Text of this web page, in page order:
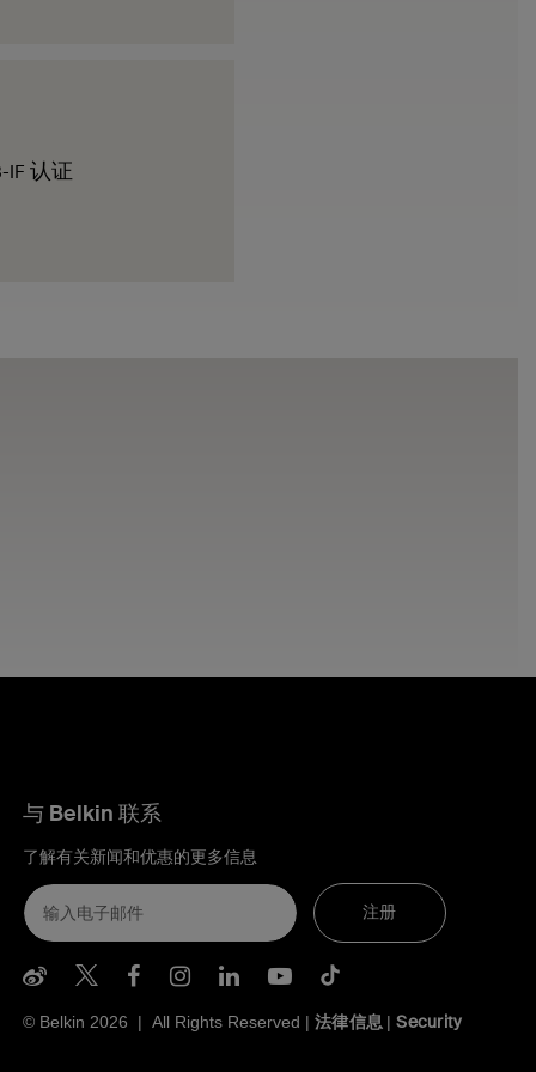
与 Belkin 联系
了解有关新闻和优惠的更多信息
注册
Belkin Weibo
Belkin Twitter
Belkin Facebook
Belkin Instagram
Belkin LInkedIn
Belkin Youtube
Belkin
© Belkin 2026 | All Rights Reserved |法律信息 |Security